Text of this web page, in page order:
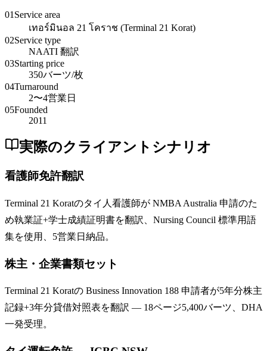
01 Service area
เทอร์มินอล 21 โคราช (Terminal 21 Korat)
02Service type
NAATI 翻訳
03Starting price
350バーツ/枚
04Turnaround
2〜4営業日
05Founded
2011
実際のクライアントシナリオ
看護師免許翻訳
Terminal 21 Koratのタイ人看護師が NMBA Australia 申請のた
め執業証+学士成績証明書を翻訳、Nursing Council 標準用語
集を使用、5営業日納品。
株主・企業書類セット
Terminal 21 Koratの Business Innovation 188 申請者が5年分株主
記録+3年分貸借対照表を翻訳 — 18ページ5,400バーツ、DHA
一発受理。